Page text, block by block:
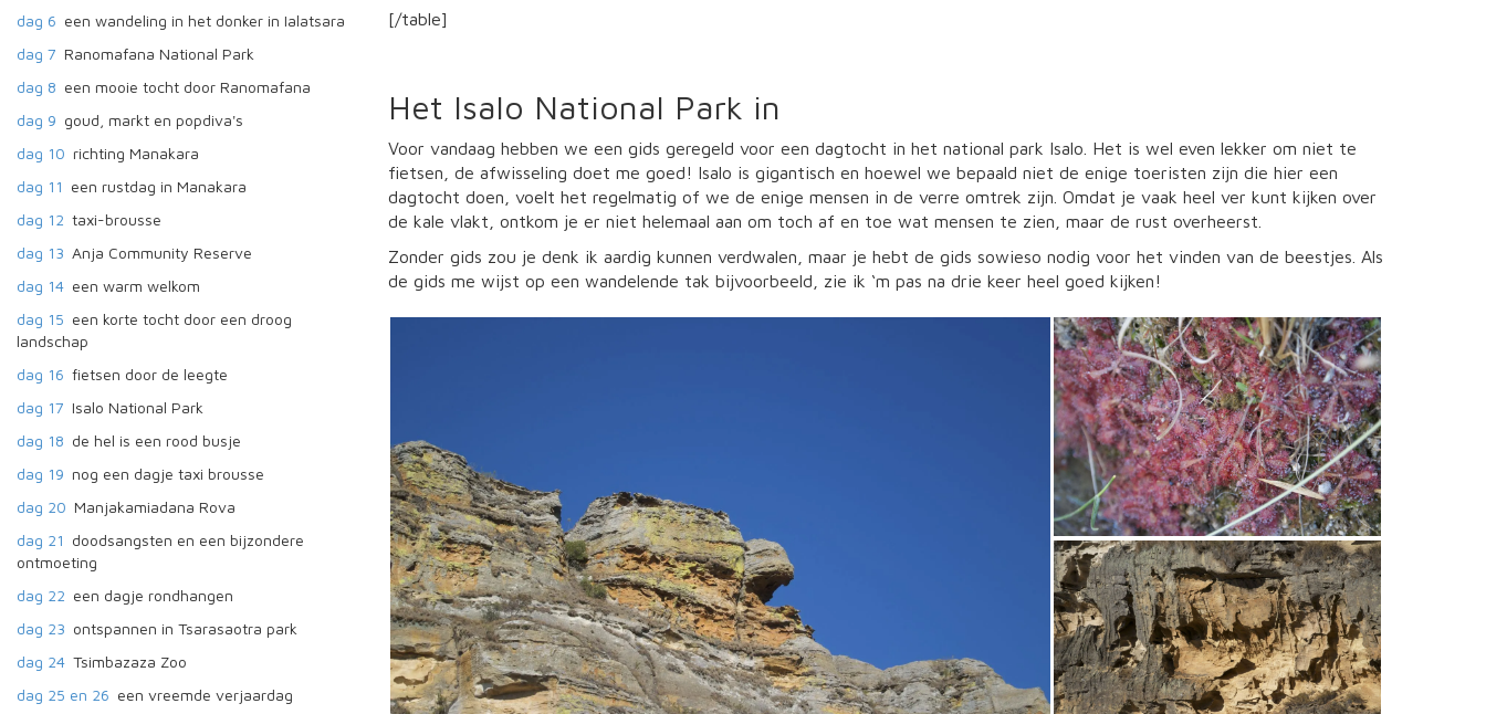
[/table]
Het Isalo National Park in
Voor vandaag hebben we een gids geregeld voor een dagtocht in het national park Isalo. Het is wel even lekker om niet te
fietsen, de afwisseling doet me goed! Isalo is gigantisch en hoewel we bepaald niet de enige toeristen zijn die hier een
dagtocht doen, voelt het regelmatig of we de enige mensen in de verre omtrek zijn. Omdat je vaak heel ver kunt kijken over
de kale vlakt, ontkom je er niet helemaal aan om toch af en toe wat mensen te zien, maar de rust overheerst.
Zonder gids zou je denk ik aardig kunnen verdwalen, maar je hebt de gids sowieso nodig voor het vinden van de beestjes. Als
de gids me wijst op een wandelende tak bijvoorbeeld, zie ik ‘m pas na drie keer heel goed kijken!
dag 6 een wandeling in het donker in Ialatsara
dag 7 Ranomafana National Park
dag 8 een mooie tocht door Ranomafana
dag 9 goud, markt en popdiva's
dag 10 richting Manakara
dag 11 een rustdag in Manakara
dag 12 taxi-brousse
dag 13 Anja Community Reserve
dag 14 een warm welkom
dag 15 een korte tocht door een droog
landschap
dag 16 fietsen door de leegte
dag 17 Isalo National Park
dag 18 de hel is een rood busje
dag 19 nog een dagje taxi brousse
dag 20 Manjakamiadana Rova
dag 21 doodsangsten en een bijzondere
ontmoeting
dag 22 een dagje rondhangen
dag 23 ontspannen in Tsarasaotra park
dag 24 Tsimbazaza Zoo
dag 25 en 26 een vreemde verjaardag